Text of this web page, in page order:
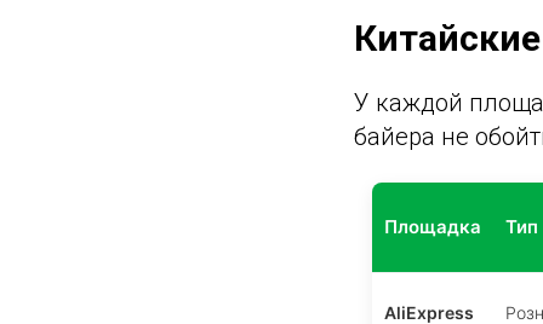
У каждой
байера не
Площадка Тип
AliExpress